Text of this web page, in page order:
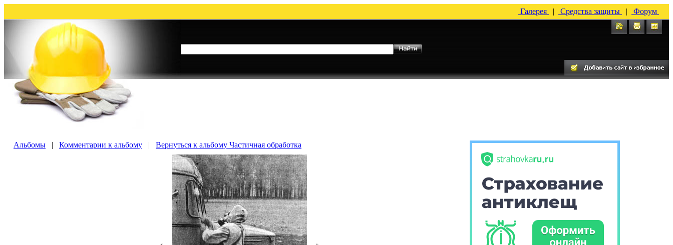
Галерея | Средства защиты | Форум
Альбомы | Комментарии к альбому | Вернуться к альбому Частичная обработка